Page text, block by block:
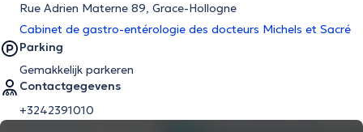
Rue Adrien Materne 89, Grace-Hollogne
Cabinet de gastro-entérologie des docteurs Michels et Sacré
Parking
Gemakkelijk parkeren
Contactgegevens
+3242391010